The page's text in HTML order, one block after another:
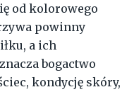
od kolorowego
powinny
a ich
bogactwo
kondycję skóry,